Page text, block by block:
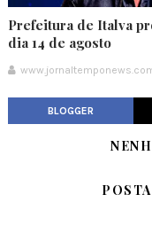
Prefeitura de Italva
dia 14 de agosto
BLOGGER